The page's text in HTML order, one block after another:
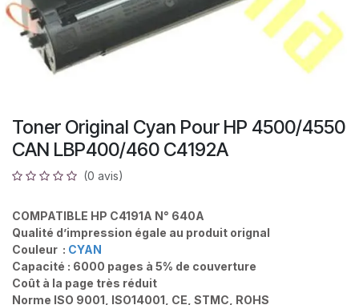
Toner Original Cyan Pour HP 4500/4550
CAN LBP400/460 C4192A
(0 avis)
COMPATIBLE HP C4191A N° 640A
Qualité d’impression égale au produit orignal
Couleur : CYAN
Capacité : 6000 pages à 5% de couverture
Coût à la page très réduit
Norme ISO 9001, ISO14001, CE, STMC, ROHS